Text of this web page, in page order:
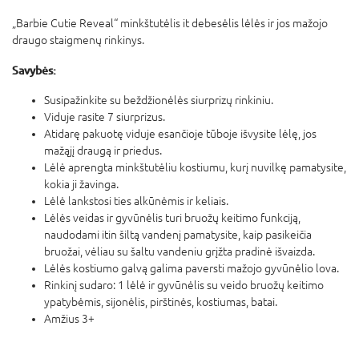
„Barbie Cutie Reveal“ minkštutėlis it debesėlis lėlės ir jos mažojo
draugo staigmenų rinkinys.
Savybės:
Susipažinkite su beždžionėlės siurprizų rinkiniu.
Viduje rasite 7 siurprizus.
Atidarę pakuotę viduje esančioje tūboje išvysite lėlę, jos
mažąjį draugą ir priedus.
Lėlė aprengta minkštutėliu kostiumu, kurį nuvilkę pamatysite,
kokia ji žavinga.
Lėlė lankstosi ties alkūnėmis ir keliais.
Lėlės veidas ir gyvūnėlis turi bruožų keitimo funkciją,
naudodami itin šiltą vandenį pamatysite, kaip pasikeičia
bruožai, vėliau su šaltu vandeniu grįžta pradinė išvaizda.
Lėlės kostiumo galvą galima paversti mažojo gyvūnėlio lova.
Rinkinį sudaro: 1 lėlė ir gyvūnėlis su veido bruožų keitimo
ypatybėmis, sijonėlis, pirštinės, kostiumas, batai.
Amžius 3+